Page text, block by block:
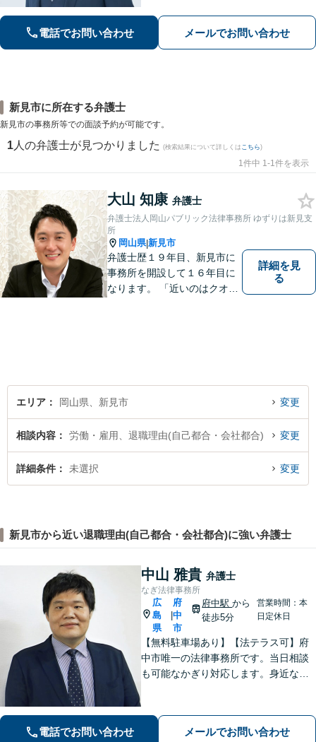
す。お困りの際は、ぜひご相談くださ
い。【弁護士歴20年以上】
電話でお問い合わせ メールでお問い合わせ
新見市に所在する弁護士
新見市の事務所等での面談予約が可能です。
1 人の弁護士が見つかりました (検索結果について詳しくは こちら)
1件中 1-1件を表示
大山 知康 弁護士
弁護士法人岡山パブリック法律事務所 ゆずりは新見支
所
岡山県|新見市
弁護士歴１９年目、新見市に
事務所を開設して１６年目に
なります。 「近いのはクオリ
詳細を見
る
エリア 岡山県、新見市 変更
相談内容 労働・雇用、退職理由(自己都合・会社都合) 変更
詳細条件 未選択 変更
新見市から近い退職理由(自己都合・会社都合)に強い弁護士
中山 雅貴 弁護士
なぎ法律事務所
広
島
県
府
中
市
府中駅から
徒歩5分
営業時間：本
日定休日
【無料駐車場あり】【法テラス可】府
中市唯一の法律事務所です。当日相談
も可能なかぎり対応します。身近な相
とがありましたら、まずはお気軽にご
相談ください。【出張相談に対応】
電話でお問い合わせ メールでお問い合わせ